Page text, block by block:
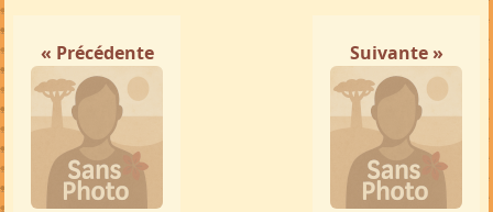
« Précédente Suivante »